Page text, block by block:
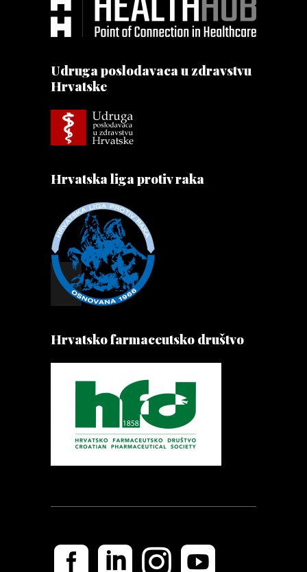
Udruga poslodavaca u zdravstvu
Hrvatske
Hrvatska liga protiv raka
Hrvatsko farmaceutsko društvo